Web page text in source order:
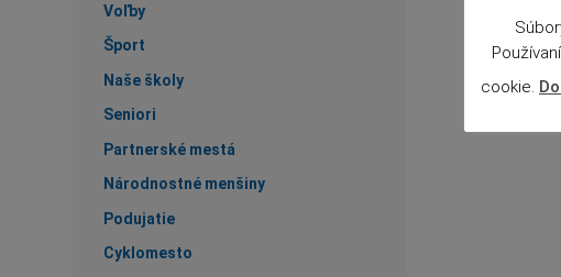
Voľby
Šport
Naše školy
Seniori
Partnerské mestá
Národnostné menšiny
Podujatie
Cyklomesto
cookie.